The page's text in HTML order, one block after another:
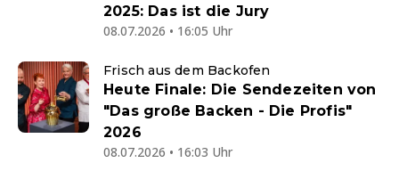
2025: Das ist die Jury
08.07.2026 • 16:05 Uhr
Frisch aus dem Backofen
Heute Finale: Die Sendezeiten von
"Das große Backen - Die Profis"
2026
08.07.2026 • 16:03 Uhr